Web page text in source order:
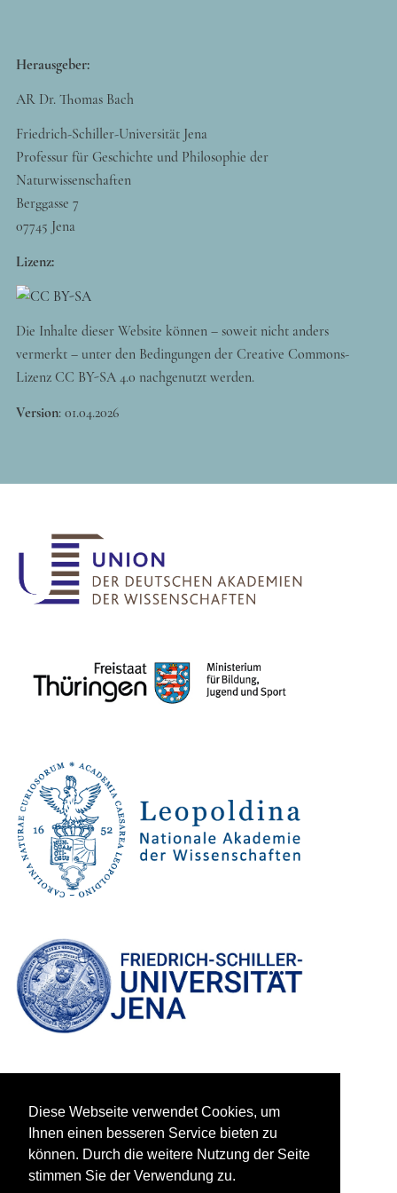
Diese Webseite verwendet Cookies, um
Ihnen einen besseren Service bieten zu
können. Durch die weitere Nutzung der Seite
stimmen Sie der Verwendung zu.
Herausgeber:
AR Dr. Thomas Bach
Friedrich-Schiller-Universität Jena
Professur für Geschichte und Philosophie der
Naturwissenschaften
Berggasse 7
07745 Jena
Lizenz:
Die Inhalte dieser Website können – soweit nicht anders
vermerkt – unter den Bedingungen der Creative Commons-
Lizenz CC BY-SA 4.0 nachgenutzt werden.
Version: 01.04.2026